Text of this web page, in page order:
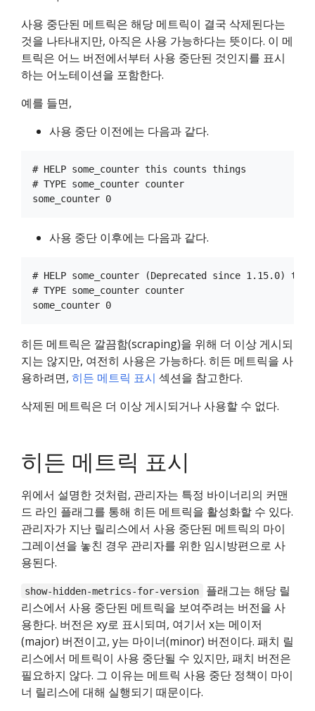
사용 중단된 메트릭은 해당 메트릭이 결국 삭제된다는
것을 나타내지만, 아직은 사용 가능하다는 뜻이다. 이 메
트릭은 어느 버전에서부터 사용 중단된 것인지를 표시
하는 어노테이션을 포함한다.
예를 들면,
사용 중단 이전에는 다음과 같다.
# HELP some_counter this counts things
# TYPE some_counter counter
사용 중단 이후에는 다음과 같다.
# HELP some_counter (Deprecated since 1.15.0)
# TYPE some_counter counter
히든 메트릭은 깔끔함(scraping)을 위해 더 이상 게시되
지는 않지만, 여전히 사용은 가능하다. 히든 메트릭을 사
용하려면, 히든 메트릭 표시 섹션을 참고한다.
삭제된 메트릭은 더 이상 게시되거나 사용할 수 없다.
히든 메트릭 표시
위에서 설명한 것처럼, 관리자는 특정 바이너리의 커맨
드 라인 플래그를 통해 히든 메트릭을 활성화할 수 있다.
관리자가 지난 릴리스에서 사용 중단된 메트릭의 마이
그레이션을 놓친 경우 관리자를 위한 임시방편으로 사
용된다.
show-hidden-metrics-for-version
플래그는 해당 릴
리스에서 사용 중단된 메트릭을 보여주려는 버전을 사
용한다. 버전은 xy로 표시되며, 여기서 x는 메이저
(major) 버전이고, y는 마이너(minor) 버전이다. 패치 릴
리스에서 메트릭이 사용 중단될 수 있지만, 패치 버전은
필요하지 않다. 그 이유는 메트릭 사용 중단 정책이 마이
너 릴리스에 대해 실행되기 때문이다.